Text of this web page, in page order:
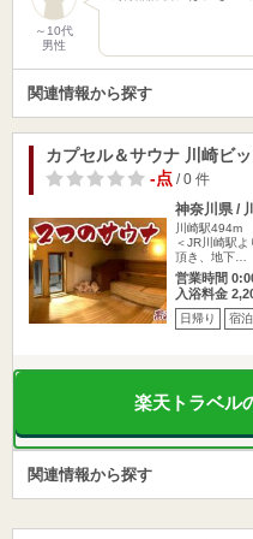
～10代
男性
関連情報から探す
カプセル＆サウナ 川崎ビ
-点/ 0 件
神奈川県 /
川崎駅494m
＜JR川崎駅
頂き、地下…
営業時間
入浴料金
日帰り 宿泊
楽天トラベル
関連情報から探す